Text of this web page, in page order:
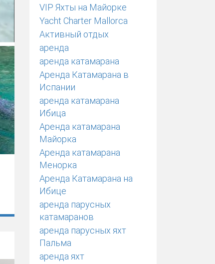
VIP Яхты на Майорке
Yacht Charter Mallorca
Активный отдых
аренда
аренда катамарана
Аренда Катамарана в
Испании
аренда катамарана
Ибица
Аренда катамарана
Майорка
Аренда катамарана
Менорка
Аренда Катамарана на
Ибице
аренда парусных
катамаранов
аренда парусных яхт
Пальма
аренда яхт